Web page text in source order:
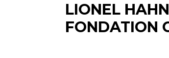
LIONEL
FONDATION